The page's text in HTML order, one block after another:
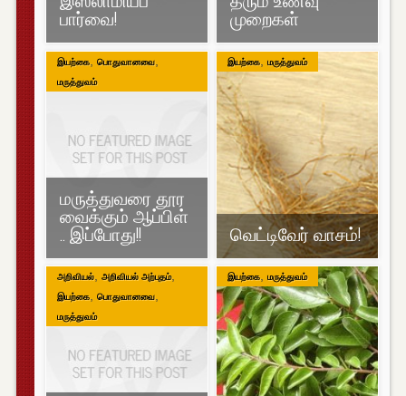
பார்வை! முறைகள்
இயற்கை, பொதுவானவை,
மருத்துவம்
மருத்துவரை தூர
வைக்கும் ஆப்பிள்
.. இப்போது!!
இயற்கை, மருத்துவம்
வெட்டிவேர் வாசம்!
அறிவியல், அறிவியல் அற்புதம்,
இயற்கை, பொதுவானவை,
மருத்துவம்
இயற்கை, மருத்துவம்